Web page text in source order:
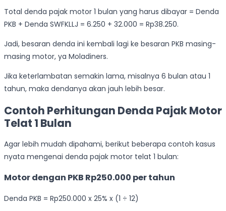
Total denda pajak motor 1 bulan yang harus dibayar = Denda
PKB + Denda SWFKLLJ = 6.250 + 32.000 = Rp38.250.
Jadi, besaran denda ini kembali lagi ke besaran PKB masing-
masing motor, ya Moladiners.
Jika keterlambatan semakin lama, misalnya 6 bulan atau 1
tahun, maka dendanya akan jauh lebih besar.
Contoh Perhitungan Denda Pajak Motor
Telat 1 Bulan
Agar lebih mudah dipahami, berikut beberapa contoh kasus
nyata mengenai denda pajak motor telat 1 bulan:
Motor dengan PKB Rp250.000 per tahun
Denda PKB = Rp250.000 x 25% x (1 ÷ 12)